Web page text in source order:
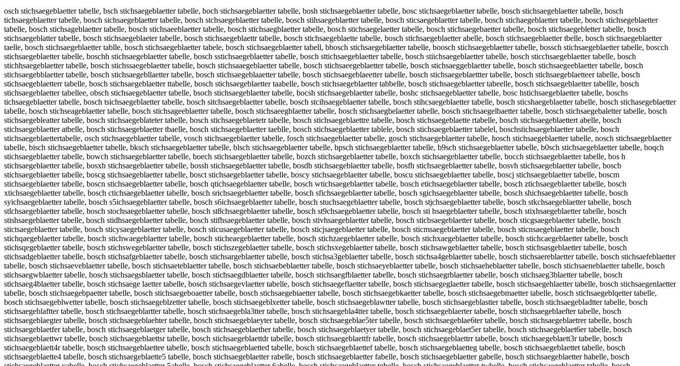
osch stichsaegeblaetter tabelle, bsch stichsaegeblaetter tabelle, boch stichsaegeblaetter tabelle, bosh stichsaegeblaetter tabelle, bosc stichsaegeblaetter tabelle, bosch stichsaegeblaetter tabelle, bosch tichsaegeblaetter tabelle, bosch sichsaegeblaetter tabelle, bosch stchsaegeblaetter tabelle, bosch stihsaegeblaetter tabelle, bosch sticsaegeblaetter tabelle, bosch stichaegeblaetter tabelle, bosch stichsegeblaetter tabelle, bosch stichsageblaetter tabelle, bosch stichsaeeblaetter tabelle, bosch stichsaegblaetter tabelle, bosch stichsaegelaetter tabelle, bosch stichsaegebaetter tabelle, bosch stichsaegebletter tabelle, bosch stichsaegeblatter tabelle, bosch stichsaegeblaeter tabelle, bosch stichsaegeblaettr tabelle, bosch stichsaegeblaette tabelle, bosch stichsaegeblaetter abelle, bosch stichsaegeblaetter tbelle, bosch stichsaegeblaetter taelle, bosch stichsaegeblaetter tablle, bosch stichsaegeblaetter tabele, bosch stichsaegeblaetter tabell, bbosch stichsaegeblaetter tabelle, boosch stichsaegeblaetter tabelle, bossch stichsaegeblaetter tabelle, boscch stichsaegeblaetter tabelle, boschh stichsaegeblaetter tabelle, bosch sstichsaegeblaetter tabelle, bosch sttichsaegeblaetter tabelle, bosch stiichsaegeblaetter tabelle, bosch sticchsaegeblaetter tabelle, bosch stichhsaegeblaetter tabelle, bosch stichssaegeblaetter tabelle, bosch stichsaaegeblaetter tabelle, bosch stichsaeegeblaetter tabelle, bosch stichsaeggeblaetter tabelle, bosch stichsaegeeblaetter tabelle, bosch stichsaegebblaetter tabelle, bosch stichsaegebllaetter tabelle, bosch stichsaegeblaaetter tabelle, bosch stichsaegeblaeetter tabelle, bosch stichsaegeblaettter tabelle, bosch stichsaegeblaetteer tabelle, bosch stichsaegeblaetterr tabelle, bosch stichsaegeblaetter ttabelle, bosch stichsaegeblaetter taabelle, bosch stichsaegeblaetter tabbelle, bosch stichsaegeblaetter tabeelle, bosch stichsaegeblaetter tabellle, bosch stichsaegeblaetter tabellee, obsch stichsaegeblaetter tabelle, bsoch stichsaegeblaetter tabelle, bocsh stichsaegeblaetter tabelle, boshc stichsaegeblaetter tabelle, bosc hstichsaegeblaetter tabelle, boschs tichsaegeblaetter tabelle, bosch tsichsaegeblaetter tabelle, bosch sitchsaegeblaetter tabelle, bosch stcihsaegeblaetter tabelle, bosch stihcsaegeblaetter tabelle, bosch sticshaegeblaetter tabelle, bosch stichasegeblaetter tabelle, bosch stichseageblaetter tabelle, bosch stichsageeblaetter tabelle, bosch stichsaeegblaetter tabelle, bosch stichsaegbelaetter tabelle, bosch stichsaegelbaetter tabelle, bosch stichsaegebaletter tabelle, bosch stichsaegebleatter tabelle, bosch stichsaegeblateter tabelle, bosch stichsaegeblaetetr tabelle, bosch stichsaegeblaettre tabelle, bosch stichsaegeblaette rtabelle, bosch stichsaegeblaettert abelle, bosch stichsaegeblaetter atbelle, bosch stichsaegeblaetter tbaelle, bosch stichsaegeblaetter taeblle, bosch stichsaegeblaetter tablele, bosch stichsaegeblaetter tabelel, boschstichsaegeblaetter tabelle, bosch stichsaegeblaettertabelle, osch stichsaegeblaetter tabelle, vosch stichsaegeblaetter tabelle, fosch stichsaegeblaetter tabelle, gosch stichsaegeblaetter tabelle, hosch stichsaegeblaetter tabelle, nosch stichsaegeblaetter tabelle, bisch stichsaegeblaetter tabelle, bksch stichsaegeblaetter tabelle, blsch stichsaegeblaetter tabelle, bpsch stichsaegeblaetter tabelle, b9sch stichsaegeblaetter tabelle, b0sch stichsaegeblaetter tabelle, boqch stichsaegeblaetter tabelle, bowch stichsaegeblaetter tabelle, boech stichsaegeblaetter tabelle, bozch stichsaegeblaetter tabelle, boxch stichsaegeblaetter tabelle, bocch stichsaegeblaetter tabelle, bos h stichsaegeblaetter tabelle, bosxh stichsaegeblaetter tabelle, bossh stichsaegeblaetter tabelle, bosdh stichsaegeblaetter tabelle, bosfh stichsaegeblaetter tabelle, bosvh stichsaegeblaetter tabelle, boscb stichsaegeblaetter tabelle, boscg stichsaegeblaetter tabelle, bosct stichsaegeblaetter tabelle, boscy stichsaegeblaetter tabelle, boscu stichsaegeblaetter tabelle, boscj stichsaegeblaetter tabelle, boscm stichsaegeblaetter tabelle, boscn stichsaegeblaetter tabelle, bosch qtichsaegeblaetter tabelle, bosch wtichsaegeblaetter tabelle, bosch etichsaegeblaetter tabelle, bosch ztichsaegeblaetter tabelle, bosch xtichsaegeblaetter tabelle, bosch ctichsaegeblaetter tabelle, bosch srichsaegeblaetter tabelle, bosch sfichsaegeblaetter tabelle, bosch sgichsaegeblaetter tabelle, bosch shichsaegeblaetter tabelle, bosch syichsaegeblaetter tabelle, bosch s5ichsaegeblaetter tabelle, bosch s6ichsaegeblaetter tabelle, bosch stuchsaegeblaetter tabelle, bosch stjchsaegeblaetter tabelle, bosch stkchsaegeblaetter tabelle, bosch stlchsaegeblaetter tabelle, bosch stochsaegeblaetter tabelle, bosch st8chsaegeblaetter tabelle, bosch st9chsaegeblaetter tabelle, bosch sti hsaegeblaetter tabelle, bosch stixhsaegeblaetter tabelle, bosch stishsaegeblaetter tabelle, bosch stidhsaegeblaetter tabelle, bosch stifhsaegeblaetter tabelle, bosch stivhsaegeblaetter tabelle, bosch sticbsaegeblaetter tabelle, bosch sticgsaegeblaetter tabelle, bosch stictsaegeblaetter tabelle, bosch sticysaegeblaetter tabelle, bosch sticusaegeblaetter tabelle, bosch sticjsaegeblaetter tabelle, bosch sticmsaegeblaetter tabelle, bosch sticnsaegeblaetter tabelle, bosch stichqaegeblaetter tabelle, bosch stichwaegeblaetter tabelle, bosch sticheaegeblaetter tabelle, bosch stichzaegeblaetter tabelle, bosch stichxaegeblaetter tabelle, bosch stichcaegeblaetter tabelle, bosch stichsqegeblaetter tabelle, bosch stichswegeblaetter tabelle, bosch stichszegeblaetter tabelle, bosch stichsxegeblaetter tabelle, bosch stichsawgeblaetter tabelle, bosch stichsasgeblaetter tabelle, bosch stichsadgeblaetter tabelle, bosch stichsafgeblaetter tabelle, bosch stichsargeblaetter tabelle, bosch stichsa3geblaetter tabelle, bosch stichsa4geblaetter tabelle, bosch stichsaereblaetter tabelle, bosch stichsaefeblaetter tabelle, bosch stichsaeveblaetter tabelle, bosch stichsaeteblaetter tabelle, bosch stichsaebeblaetter tabelle, bosch stichsaeyeblaetter tabelle, bosch stichsaeheblaetter tabelle, bosch stichsaeneblaetter tabelle, bosch stichsaegwblaetter tabelle, bosch stichsaegsblaetter tabelle, bosch stichsaegdblaetter tabelle, bosch stichsaegfblaetter tabelle, bosch stichsaegrblaetter tabelle, bosch stichsaeg3blaetter tabelle, bosch stichsaeg4blaetter tabelle, bosch stichsaege laetter tabelle, bosch stichsaegevlaetter tabelle, bosch stichsaegeflaetter tabelle, bosch stichsaegeglaetter tabelle, bosch stichsaegehlaetter tabelle, bosch stichsaegenlaetter tabelle, bosch stichsaegebpaetter tabelle, bosch stichsaegeboaetter tabelle, bosch stichsaegebiaetter tabelle, bosch stichsaegebkaetter tabelle, bosch stichsaegebmaetter tabelle, bosch stichsaegeblqetter tabelle, bosch stichsaegeblwetter tabelle, bosch stichsaegeblzetter tabelle, bosch stichsaegeblxetter tabelle, bosch stichsaegeblawtter tabelle, bosch stichsaegeblastter tabelle, bosch stichsaegebladtter tabelle, bosch stichsaegeblaftter tabelle, bosch stichsaegeblartter tabelle, bosch stichsaegebla3tter tabelle, bosch stichsaegebla4tter tabelle, bosch stichsaegeblaerter tabelle, bosch stichsaegeblaefter tabelle, bosch stichsaegeblaegter tabelle, bosch stichsaegeblaehter tabelle, bosch stichsaegeblaeyter tabelle, bosch stichsaegeblae5ter tabelle, bosch stichsaegeblae6ter tabelle, bosch stichsaegeblaetrer tabelle, bosch stichsaegeblaetfer tabelle, bosch stichsaegeblaetger tabelle, bosch stichsaegeblaether tabelle, bosch stichsaegeblaetyer tabelle, bosch stichsaegeblaet5er tabelle, bosch stichsaegeblaet6er tabelle, bosch stichsaegeblaettwr tabelle, bosch stichsaegeblaettsr tabelle, bosch stichsaegeblaettdr tabelle, bosch stichsaegeblaettfr tabelle, bosch stichsaegeblaettrr tabelle, bosch stichsaegeblaett3r tabelle, bosch stichsaegeblaett4r tabelle, bosch stichsaegeblaettee tabelle, bosch stichsaegeblaetted tabelle, bosch stichsaegeblaettef tabelle, bosch stichsaegeblaetteg tabelle, bosch stichsaegeblaettet tabelle, bosch stichsaegeblaette4 tabelle, bosch stichsaegeblaette5 tabelle, bosch stichsaegeblaetter rabelle, bosch stichsaegeblaetter fabelle, bosch stichsaegeblaetter gabelle, bosch stichsaegeblaetter habelle, bosch stichsaegeblaetter yabelle, bosch stichsaegeblaetter 5abelle, bosch stichsaegeblaetter 6abelle, bosch stichsaegeblaetter tqbelle, bosch stichsaegeblaetter twbelle, bosch stichsaegeblaetter tzbelle, bosch stichsaegeblaetter txbelle, bosch stichsaegeblaetter ta elle, bosch stichsaegeblaetter tavelle, bosch stichsaegeblaetter tafelle, bosch stichsaegeblaetter tagelle, bosch stichsaegeblaetter tahelle, bosch stichsaegeblaetter tanelle, bosch stichsaegeblaetter tabwlle, bosch stichsaegeblaetter tabslle, bosch stichsaegeblaetter tabdlle, bosch stichsaegeblaetter tabflle, bosch stichsaegeblaetter tabrlle, bosch stichsaegeblaetter tab3lle, bosch stichsaegeblaetter tab4lle, bosch stichsaegeblaetter tabeple, bosch stichsaegeblaetter tabeole, bosch stichsaegeblaetter tabeile, bosch stichsaegeblaetter tabekle, bosch stichsaegeblaetter tabemle, bosch stichsaegeblaetter tabelpe, bosch stichsaegeblaetter tabeloe, bosch stichsaegeblaetter tabelie, bosch stichsaegeblaetter tabelke, bosch stichsaegeblaetter tabelme, bosch stichsaegeblaetter tabellw, bosch stichsaegeblaetter tabells, bosch stichsaegeblaetter tabelld, bosch stichsaegeblaetter tabellf, bosch stichsaegeblaetter tabellr, bosch stichsaegeblaetter tabell3, bosch stichsaegeblaetter tabell4, bosch stichsaegeblaetter tabelle, b osch stichsaegeblaetter tabelle, vbosch stichsaegeblaetter tabelle, bvosch stichsaegeblaetter tabelle, fbosch stichsaegeblaetter tabelle, bfosch stichsaegeblaetter tabelle, gbosch stichsaegeblaetter tabelle, bgosch stichsaegeblaetter tabelle, hbosch stichsaegeblaetter tabelle, bhosch stichsaegeblaetter tabelle, nbosch stichsaegeblaetter tabelle, bnosch stichsaegeblaetter tabelle, biosch stichsaegeblaetter tabelle, boisch stichsaegeblaetter tabelle, bkosch stichsaegeblaetter tabelle, boksch stichsaegeblaetter tabelle, blosch stichsaegeblaett